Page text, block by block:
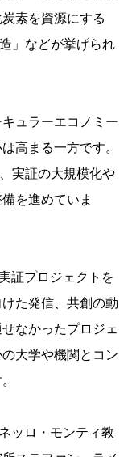
素を資源にする
」などが挙げられ
ュラーエコノミー
高まる一方です。
実証の大規模化や
を進めていま
証プロジェクトを
た発信、共創の動
なかったプロジェ
大学や機関とコン
ッロ・モンティ教